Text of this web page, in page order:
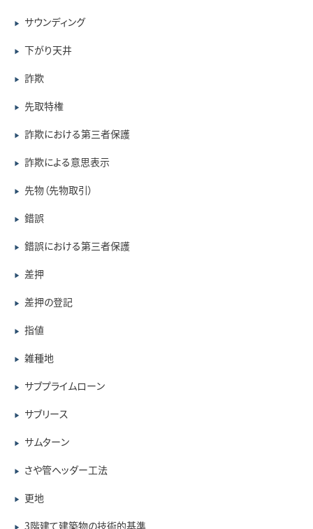
▶ サウンディング
▶ 下がり天井
▶ 詐欺
▶ 先取特権
▶ 詐欺における第三者保護
▶ 詐欺による意思表示
▶ 先物（先物取引）
▶ 錯誤
▶ 錯誤における第三者保護
▶ 差押
▶ 差押の登記
▶ 指値
▶ 雑種地
▶ サブプライムローン
▶ サブリース
▶ サムターン
▶ さや管ヘッダー工法
▶ 更地
▶ 3階建て建築物の技術的基準